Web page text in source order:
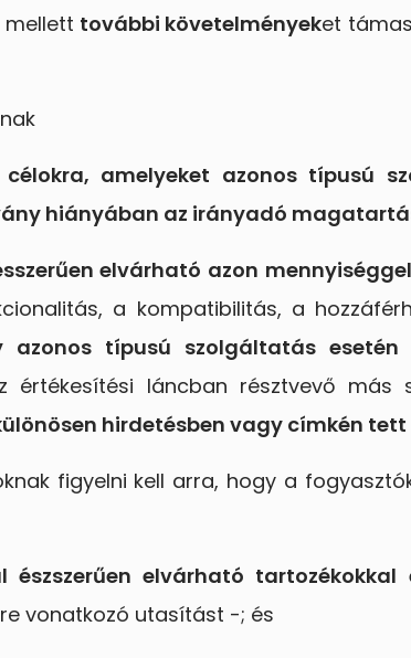
mellett további követelményeket
amelyeket azonos típusú
hiányában az irányadó
elvárható azon
a kompatibilitás, a
azonos típusú szolgáltatás esetén
értékesítési láncban résztvevő más
hirdetésben vagy címkén
figyelni kell arra, hogy a
elvárható
vonatkozó utasítást -; és